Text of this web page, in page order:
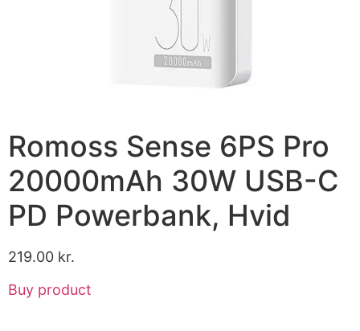
Romoss Sense 6PS Pro
20000mAh 30W USB-C
PD Powerbank, Hvid
219.00 kr.
Buy product